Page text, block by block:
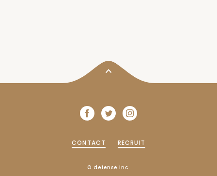
CONTACT RECRUIT
© defense inc.